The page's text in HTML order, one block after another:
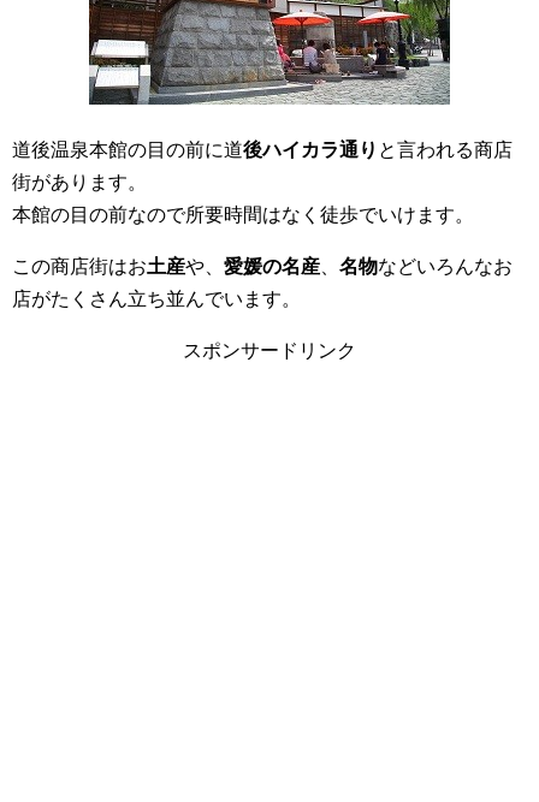
道後温泉本館の目の前に道後ハイカラ通り と言われる商店
街があります。
本館の目の前なので所要時間はなく徒歩でいけます。
この商店街はお土産や、 愛媛の名産 名物などいろんなお
店がたくさん立ち並んでいます。
スポンサードリンク